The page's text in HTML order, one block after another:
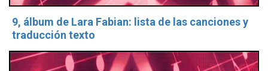
9, álbum de Lara Fabian: lista de las canciones y
traducción texto